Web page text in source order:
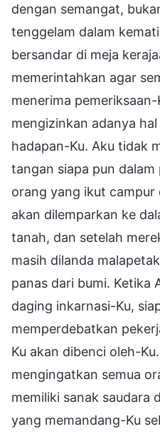
dengan semangat,
tenggelam dalam
bersandar di meja
memerintahkan agar
menerima
mengizinkan adanya
hadapan-Ku. Aku tidak
tangan siapa pun dalam
orang yang ikut campur
akan dilemparkan ke
tanah, dan setelah
masih dilanda
panas dari bumi. Ketika
daging inkarnasi-Ku,
memperdebatkan
Ku akan dibenci oleh-
mengingatkan semua
memiliki sanak saudara
yang memandang-Ku